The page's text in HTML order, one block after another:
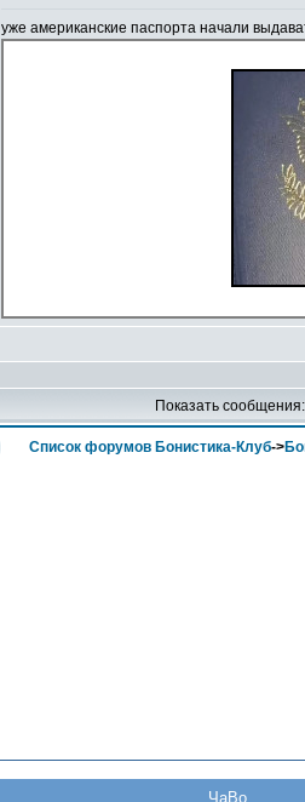
уже американские паспорта начали
Показать
Список форумов Бонистика-Клуб->
ЧаВо